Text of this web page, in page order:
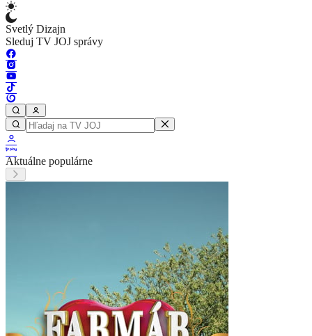
Svetlý Dizajn
Sleduj TV JOJ správy
Aktuálne populárne